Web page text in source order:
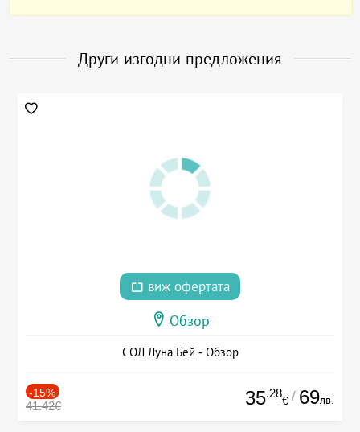
Други изгодни предложения
виж офертата
Обзор
СОЛ Луна Бей - Обзор
-15%
41.42€ 35.28
€ / 69лв.